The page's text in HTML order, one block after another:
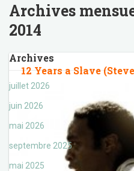
Archives
2014
Archives
juillet 2026
juin 2026
mai 2026
septembre 2025
mai 2025
12 Years a Slave